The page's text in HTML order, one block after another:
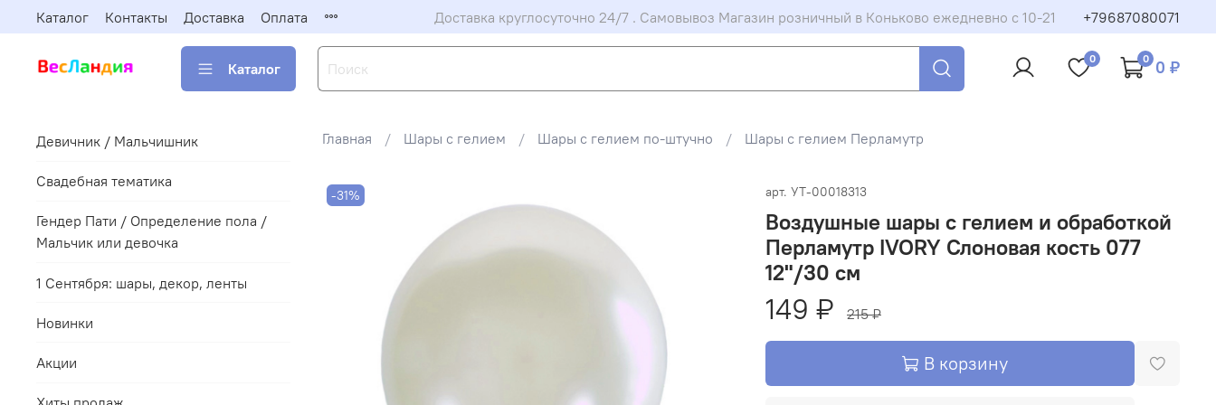
Каталог Контакты Доставка Оплата Доставка круглосуточно 24/7 . Самовывоз Магазин розничный в Коньково ежедневно с 10-21 +79687080071
Каталог
0 0 0 ₽
Главная Шары с гелием Шары с гелием по-штучно Шары с гелием Перламутр
-31% арт. УТ-00018313
Воздушные шары с гелием и обработкой
Перламутр IVORY Слоновая кость 077
12"/30 см
149 ₽ 215 ₽
В корзину
Девичник / Мальчишник
Свадебная тематика
Гендер Пати / Определение пола /
Мальчик или девочка
1 Сентября: шары, декор, ленты
Новинки
Акции